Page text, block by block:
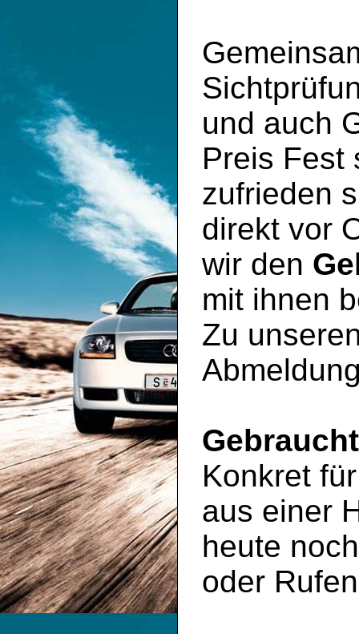
und auch
Preis Fest
zufrieden
direkt vor
wir den
mit ihnen
Zu
Konkret
aus einer
heute
oder